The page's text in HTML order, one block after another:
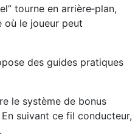
tourne en arrière‑plan,
où le joueur peut
des guides pratiques
le système de bonus
suivant ce fil conducteur,